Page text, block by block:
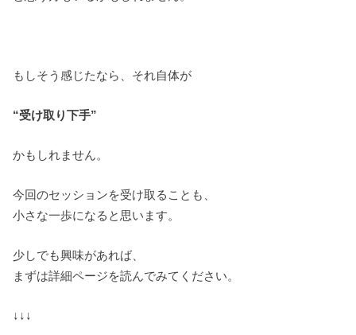
もしそう感じたなら、それ自体が
“受け取り下手”
かもしれません。
今回のセッションを受け取ることも、
小さな一歩になると思います。
少しでも興味があれば、
まずは詳細ページを読んでみてください。
↓↓↓